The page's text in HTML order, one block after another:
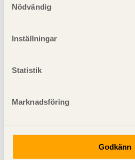
Nödvändig
Inställningar
Statistik
Marknadsföring
Godkänn
Naturvårdsverket
Regeringens webbplats